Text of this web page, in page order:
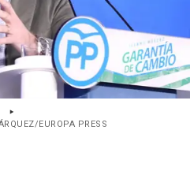
EUROPA PRESS